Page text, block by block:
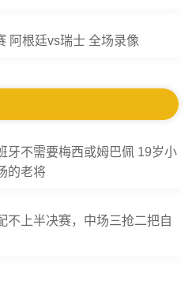
阿根廷vs瑞士 全场录像
牙不需要梅西或姆巴佩 19岁小
的老将
不上半决赛，中场三抢二把自